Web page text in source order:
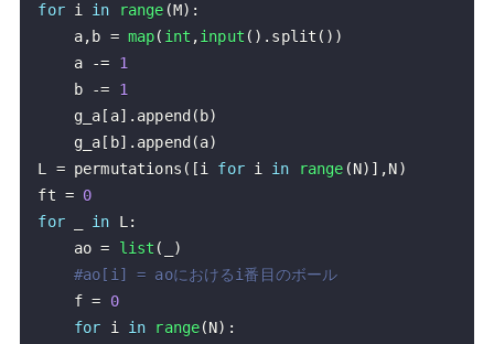
for i in range (M) :
    a
, b = map( int ,input ( ) . split ( ) )
    a
-=
1
    b
-=
1
    g_a
[ a] . append ( b)
    g_a
[ b] . append (a)
L = permutations ( [i for i in range (N) ] ,N)
ft = 0
for _ in L :
    ao
= list (
)
#ao[i] = aoにおけるi番目のボール
    f
=
0
for i in range(N) :